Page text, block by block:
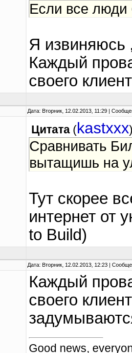
Если все люди
Я извиняюсь
Каждый
своего
Дата: Вторник, 12.02.2013, 11:29 |
Цитата (kastxxx
Сравнивать
вытащишь на
Тут скорее
интернет от
to Build)
Дата: Вторник, 12.02.2013, 12:23 |
Каждый
своего
Good news,